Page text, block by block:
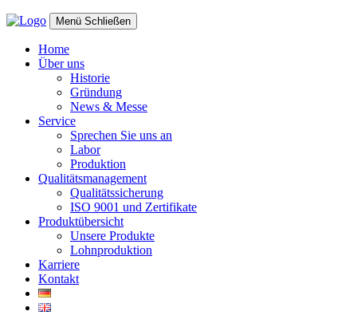
Menü Schließen
Home
Über uns
Historie
Gründung
News & Messe
Service
Sprechen Sie uns an
Labor
Produktion
Qualitätsmanagement
Qualitätssicherung
ISO 9001 und Zertifikate
Produktübersicht
Unsere Produkte
Lohnproduktion
Karriere
Kontakt